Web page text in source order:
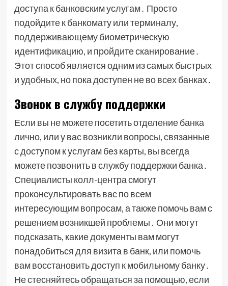
доступа к банковским услугам․ Просто
подойдите к банкомату или терминалу,
поддерживающему биометрическую
идентификацию, и пройдите сканирование․
Этот способ является одним из самых быстрых
и удобных, но пока доступен не во всех банках․
Звонок в службу поддержки
Если вы не можете посетить отделение банка
лично, или у вас возникли вопросы, связанные
с доступом к услугам без карты, вы всегда
можете позвонить в службу поддержки банка․
Специалисты колл-центра смогут
проконсультировать вас по всем
интересующим вопросам, а также помочь вам с
решением возникшей проблемы․ Они могут
подсказать, какие документы вам могут
понадобиться для визита в банк, или помочь
вам восстановить доступ к мобильному банку․
Не стесняйтесь обращаться за помощью, если